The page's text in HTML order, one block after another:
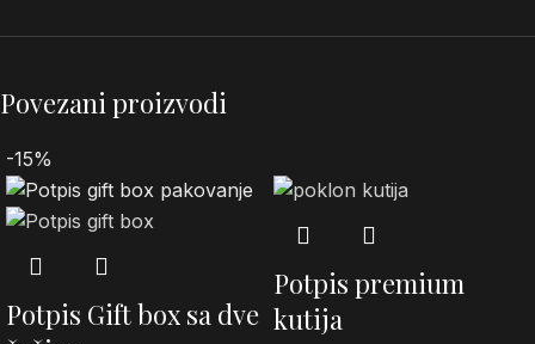
Povezani proizvodi
-15%
Potpis Gift box sa dve
Potpis premium
kutija